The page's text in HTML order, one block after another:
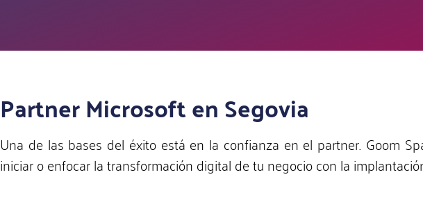
Partner Microsoft en Segovia
Una de las bases del éxito está en la confianza en el partner. Goom
iniciar o enfocar la transformación digital de tu negocio con la